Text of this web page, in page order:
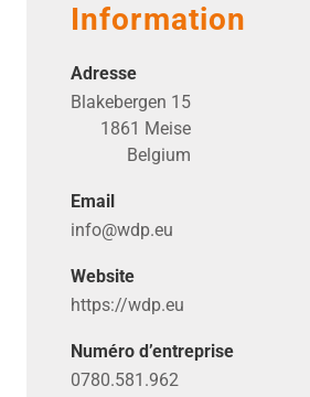
Information
Adresse
Blakebergen 15
1861 Meise
Belgium
Email
info@​wdp.​eu
Website
https://​wdp​.eu
Numéro d’entreprise
0780.581.962